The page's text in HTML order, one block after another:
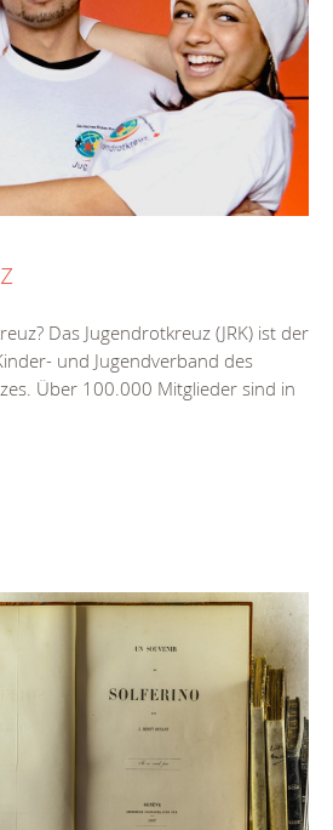
Das Jugendrotkreuz (JRK) ist der
und Jugendverband des
Über 100.000 Mitglieder sind in